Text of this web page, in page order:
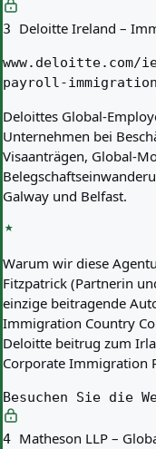
3 Deloitte Ireland –
payroll-
Deloittes Global-
Unternehmen bei
Visaanträgen, Global-
Galway und Belfast.
Warum wir diese
Fitzpatrick (Partnerin
einzige beitragende
Immigration Country
Deloitte beitrug zum
Corporate Immigration
Besuchen Sie die
4 Matheson LLP –